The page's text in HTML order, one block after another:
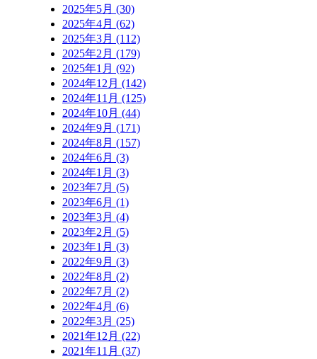
2025年5月 (30)
2025年4月 (62)
2025年3月 (112)
2025年2月 (179)
2025年1月 (92)
2024年12月 (142)
2024年11月 (125)
2024年10月 (44)
2024年9月 (171)
2024年8月 (157)
2024年6月 (3)
2024年1月 (3)
2023年7月 (5)
2023年6月 (1)
2023年3月 (4)
2023年2月 (5)
2023年1月 (3)
2022年9月 (3)
2022年8月 (2)
2022年7月 (2)
2022年4月 (6)
2022年3月 (25)
2021年12月 (22)
2021年11月 (37)